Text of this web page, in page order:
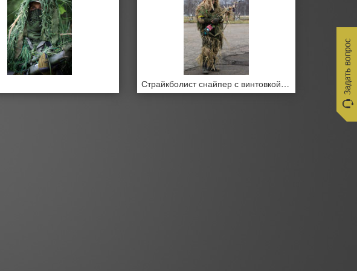
Страйкболист снайпер с винтовкой в руках в гилли